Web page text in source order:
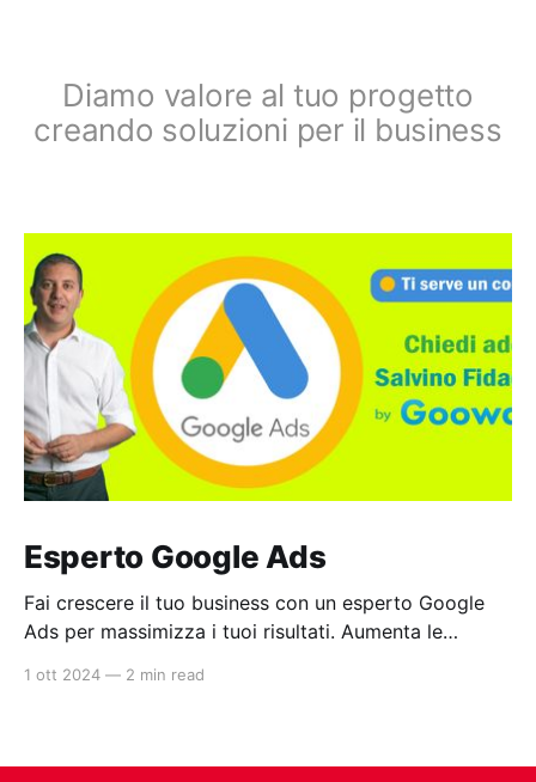
Diamo valore al tuo progetto
creando soluzioni per il business
Esperto Google Ads
Fai crescere il tuo business con un esperto Google
Ads per massimizza i tuoi risultati. Aumenta le
1 ott 2024 — 2 min read